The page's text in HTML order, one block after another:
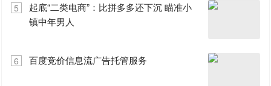
5
起底“二类电商”：比拼多多还下沉 瞄准小
镇中年男人
6 百度竞价信息流广告托管服务